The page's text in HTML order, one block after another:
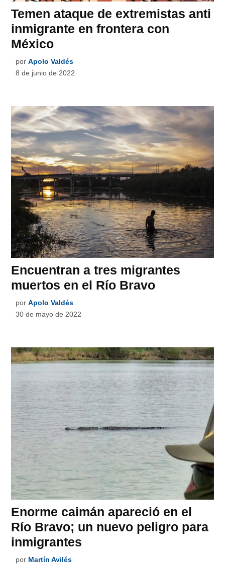
Temen ataque de extremistas anti
inmigrante en frontera con
México
por Apolo Valdés
8 de junio de 2022
Encuentran a tres migrantes
muertos en el Río Bravo
por Apolo Valdés
30 de mayo de 2022
Enorme caimán apareció en el
Río Bravo; un nuevo peligro para
inmigrantes
por Martín Avilés